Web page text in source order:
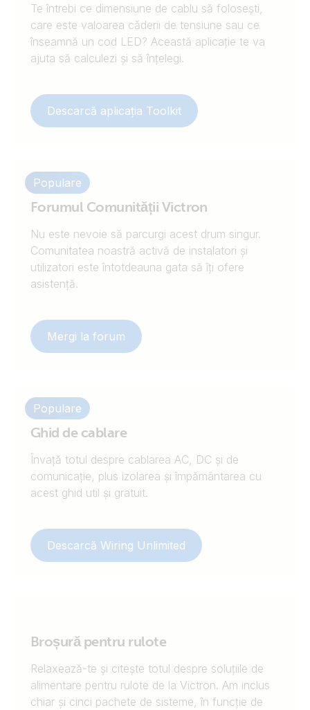
Te întrebi ce dimensiune de cablu să folosești,
care este valoarea căderii de tensiune sau ce
înseamnă un cod LED? Această aplicație te va
ajuta să calculezi și să înțelegi.
Descarcă aplicația Toolkit
Populare
Forumul Comunității Victron
Nu este nevoie să parcurgi acest drum singur.
Comunitatea noastră activă de instalatori și
utilizatori este întotdeauna gata să îți ofere
asistență.
Mergi la forum
Populare
Ghid de cablare
Învață totul despre cablarea AC, DC și de
comunicație, plus izolarea și împământarea cu
acest ghid util și gratuit.
Descarcă Wiring Unlimited
Broșură pentru rulote
Relaxează-te și citește totul despre soluțiile de
alimentare pentru rulote de la Victron. Am inclus
chiar și cinci pachete de sisteme, în funcție de